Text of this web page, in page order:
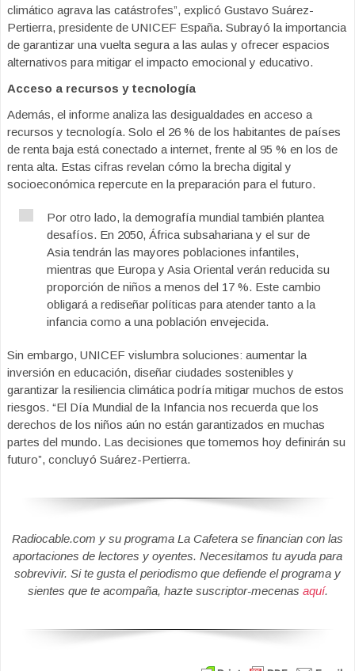
climático agrava las catástrofes”, explicó Gustavo Suárez-
Pertierra, presidente de UNICEF España. Subrayó la importancia
de garantizar una vuelta segura a las aulas y ofrecer espacios
alternativos para mitigar el impacto emocional y educativo.
Acceso a recursos y tecnología
Además, el informe analiza las desigualdades en acceso a
recursos y tecnología. Solo el 26 % de los habitantes de países
de renta baja está conectado a internet, frente al 95 % en los de
renta alta. Estas cifras revelan cómo la brecha digital y
socioeconómica repercute en la preparación para el futuro.
Por otro lado, la demografía mundial también plantea
desafíos. En 2050, África subsahariana y el sur de
Asia tendrán las mayores poblaciones infantiles,
mientras que Europa y Asia Oriental verán reducida su
proporción de niños a menos del 17 %. Este cambio
obligará a rediseñar políticas para atender tanto a la
infancia como a una población envejecida.
Sin embargo, UNICEF vislumbra soluciones: aumentar la
inversión en educación, diseñar ciudades sostenibles y
garantizar la resiliencia climática podría mitigar muchos de estos
riesgos. “El Día Mundial de la Infancia nos recuerda que los
derechos de los niños aún no están garantizados en muchas
partes del mundo. Las decisiones que tomemos hoy definirán su
futuro”, concluyó Suárez-Pertierra.
Radiocable.com y su programa La Cafetera se financian con las
aportaciones de lectores y oyentes. Necesitamos tu ayuda para
sobrevivir. Si te gusta el periodismo que defiende el programa y
sientes que te acompaña, hazte suscriptor-mecenas aquí.